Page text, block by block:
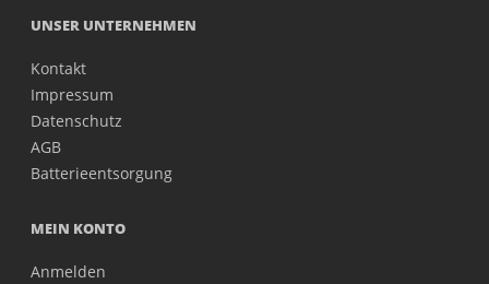
UNSER UNTERNEHMEN
Kontakt
Impressum
Datenschutz
AGB
Batterieentsorgung
MEIN KONTO
Anmelden